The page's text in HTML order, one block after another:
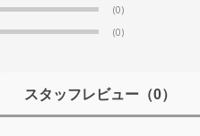
(0)
(0)
スタッフレビュー（0）